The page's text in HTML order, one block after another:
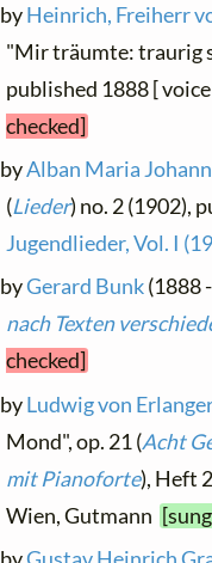
byHeinrich, Freiherr
"Mir träumte: traurig
published 1888 [
checked]
byAlban Maria
(Lieder) no. 2 (1902),
Jugendlieder, Vol. I
byGerard Bunk(1888
nach Texten
checked]
byLudwig von
Mond", op. 21 (Acht
mit Pianoforte), Heft
Wien, Gutmann